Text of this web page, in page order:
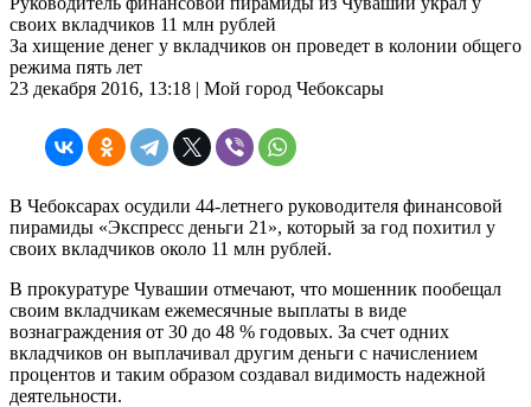
своих вкладчиков 11 млн рублей
За хищение денег у вкладчиков он проведет в колонии общего
режима пять лет
23 декабря 2016, 13:18 | Мой город Чебоксары
В Чебоксарах осудили 44-летнего руководителя финансовой
пирамиды «Экспресс деньги 21», который за год похитил у
своих вкладчиков около 11 млн рублей.
В прокуратуре Чувашии отмечают, что мошенник пообещал
своим вкладчикам ежемесячные выплаты в виде
вознаграждения от 30 до 48 % годовых. За счет одних
вкладчиков он выплачивал другим деньги с начислением
процентов и таким образом создавал видимость надежной
деятельности.